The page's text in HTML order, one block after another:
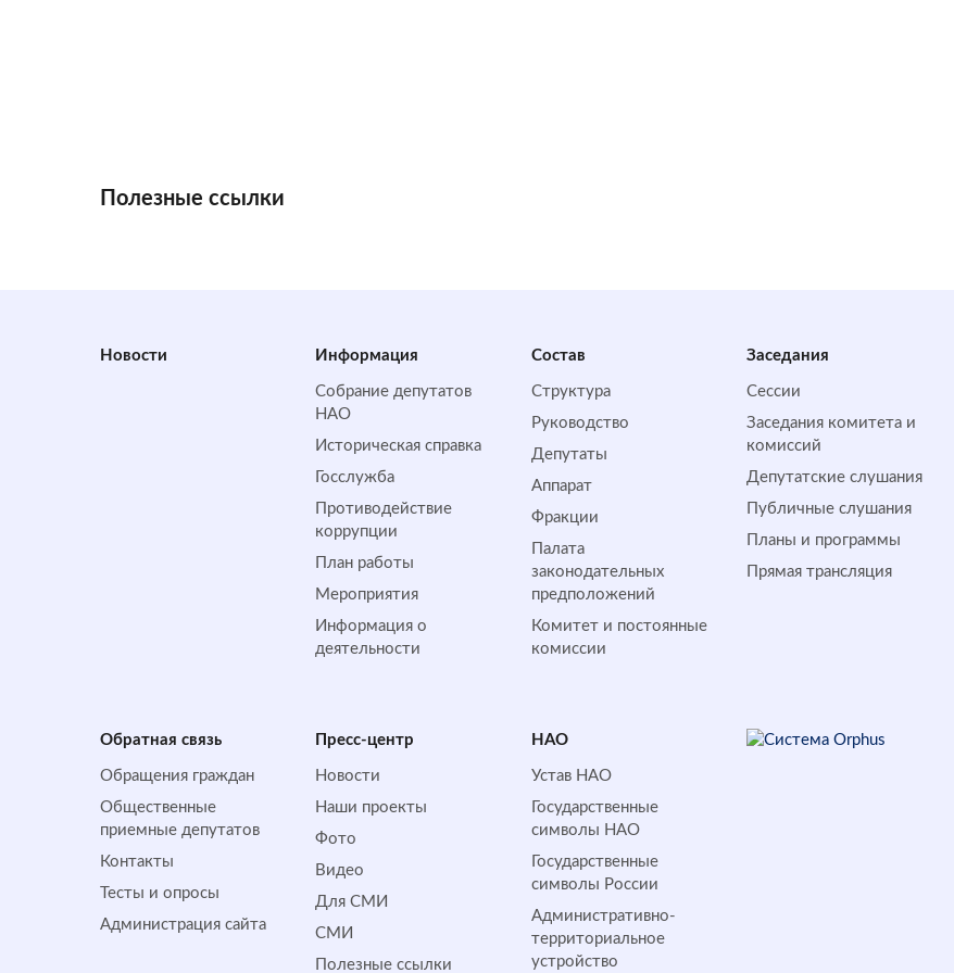
Полезные ссылки
Новости Информация
Собрание депутатов
НАО
Историческая справка
Госслужба
Противодействие
коррупции
План работы
Мероприятия
Информация о
деятельности
Состав
Структура
Руководство
Депутаты
Аппарат
Фракции
Палата
законодательных
предположений
Комитет и постоянные
комиссии
Заседания
Сессии
Заседания комитета и
комиссий
Депутатские слушания
Публичные слушания
Планы и программы
Прямая трансляция
Обратная cвязь
Обращения граждан
Общественные
приемные депутатов
Контакты
Тесты и опросы
Администрация сайта
Пресс-центр
Новости
Наши проекты
Фото
Видео
Для СМИ
СМИ
Полезные ссылки
НАО
Устав НАО
Государственные
символы НАО
Государственные
символы России
Административно-
территориальное
устройство